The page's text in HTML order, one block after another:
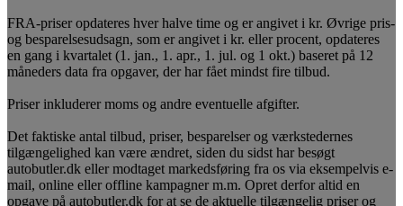
FRA-priser opdateres hver halve time og er angivet i kr. Øvrige pris-
og besparelsesudsagn, som er angivet i kr. eller procent, opdateres
en gang i kvartalet (1. jan., 1. apr., 1. jul. og 1 okt.) baseret på 12
måneders data fra opgaver, der har fået mindst fire tilbud.
Priser inkluderer moms og andre eventuelle afgifter.
Det faktiske antal tilbud, priser, besparelser og værkstedernes
tilgængelighed kan være ændret, siden du sidst har besøgt
autobutler.dk eller modtaget markedsføring fra os via eksempelvis e-
mail, online eller offline kampagner m.m. Opret derfor altid en
opgave på autobutler.dk for at se de aktuelle tilgængelig priser og